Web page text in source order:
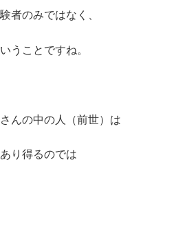
者のみではなく、
うことですね。
んの中の人（前世）は
り得るのでは